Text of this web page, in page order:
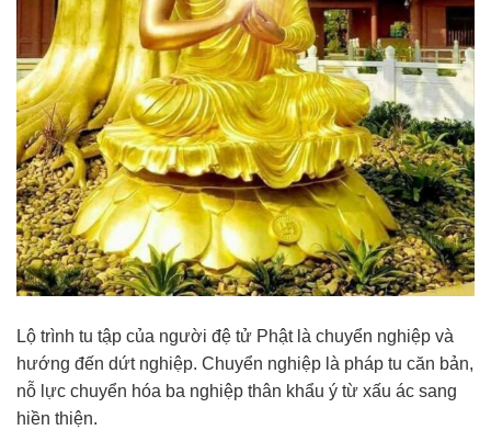
Lộ trình tu tập của người đệ tử Phật là chuyển nghiệp và
hướng đến dứt nghiệp. Chuyển nghiệp là pháp tu căn bản,
nỗ lực chuyển hóa ba nghiệp thân khẩu ý từ xấu ác sang
hiền thiện.